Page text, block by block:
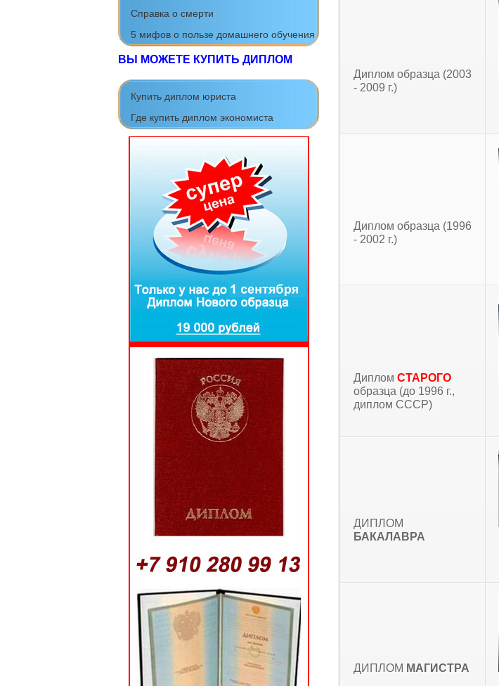
Диплом образца (2003
- 2009 г.)
Диплом образца (1996
- 2002 г.)
Диплом СТАРОГО
образца (до 1996 г.,
диплом СССР)
ДИПЛОМ
БАКАЛАВРА
ДИПЛОМ МАГИСТРА
Справка о смерти
5 мифов о пользе домашнего обучения
ВЫ МОЖЕТЕ КУПИТЬ ДИПЛОМ
Купить диплом юриста
Где купить диплом экономиста